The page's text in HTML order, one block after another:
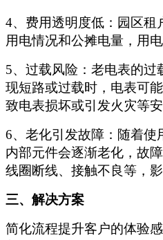
4、费用透明度低：园区租
用电情况和公摊电量，用电
5、过载风险：老电表的过
现短路或过载时，电表可
致电表损坏或引发火灾等安
6、老化引发故障：随着使
内部元件会逐渐老化，故
线圈断线、接触不良等，影
三、解决方案
简化流程提升客户的体验感